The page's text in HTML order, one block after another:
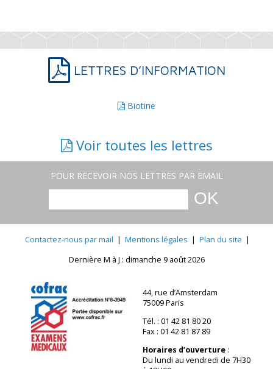
LETTRES D’INFORMATION
Biotine
Voir toutes les lettres
POUR RECEVOIR NOS LETTRES PAR EMAIL
Contactez-nous par mail | Mentions légales | Plan du site |
Dernière M à J : dimanche 9 août 2026
44, rue d’Amsterdam
75009 Paris
Tél. : 01 42 81 80 20
Fax : 01 42 81 87 89
Horaires d’ouverture:
Du lundi au vendredi de 7H30